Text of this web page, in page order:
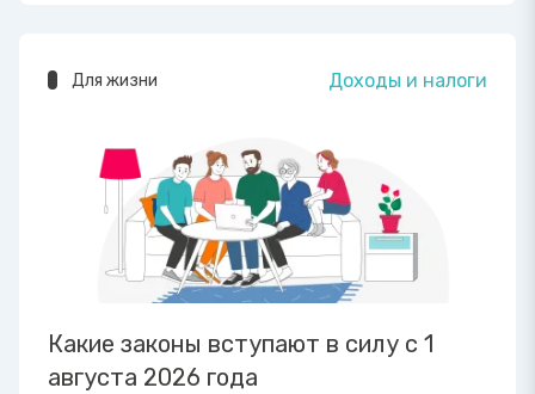
Для жизни Доходы и налоги
Какие законы вступают в силу с 1
августа 2026 года